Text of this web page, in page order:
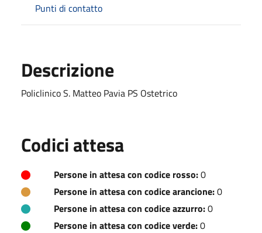
Punti di contatto
Descrizione
Policlinico S. Matteo Pavia PS Ostetrico
Codici attesa
Persone in attesa con codice rosso:0
Persone in attesa con codice arancione:0
Persone in attesa con codice azzurro:0
Persone in attesa con codice verde:0